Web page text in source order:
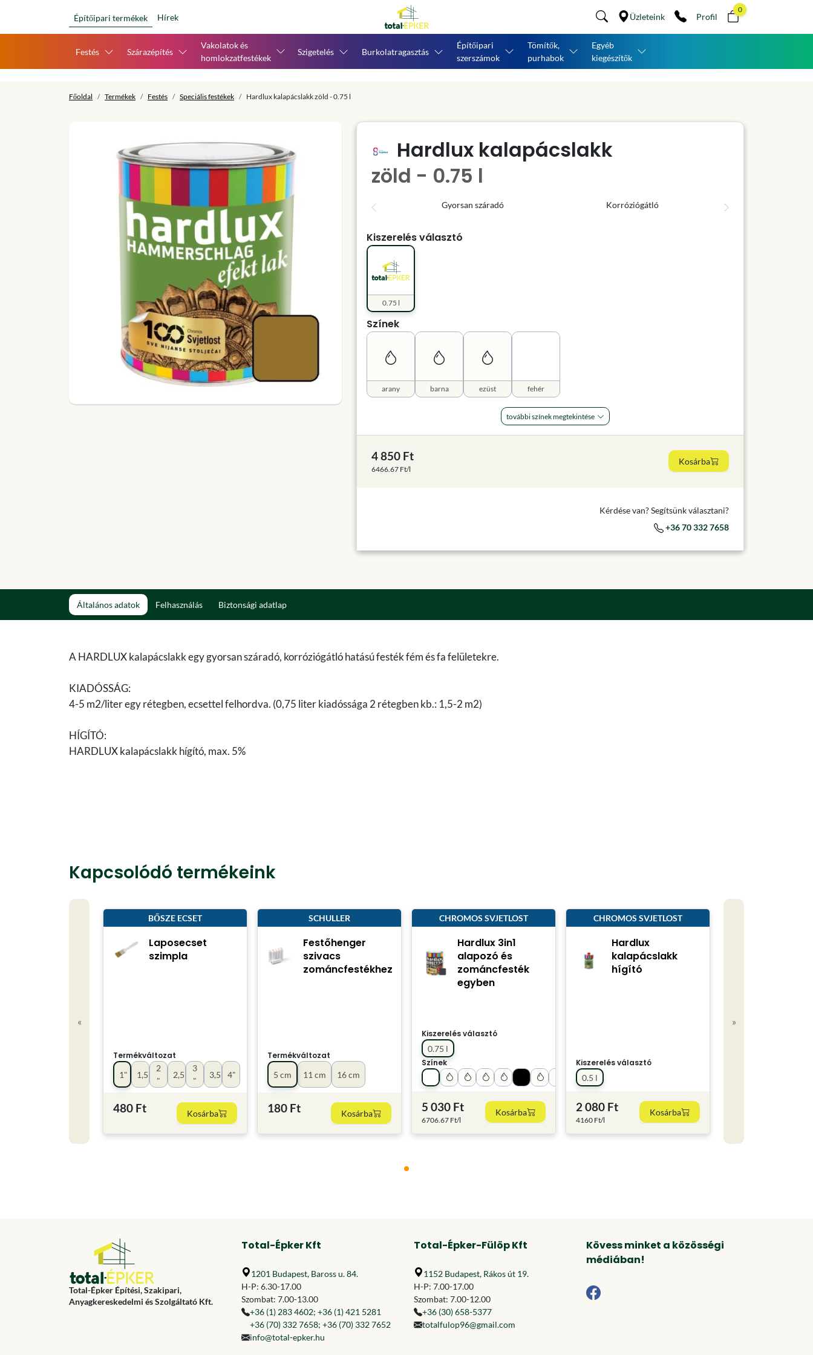
Építőipari termékek Hírek Üzleteink Profil
0
Festés Szárazépítés
Vakolatok és
homlokzatfestékek
Szigetelés Burkolatragasztás
Építőipari
szerszámok
Tömítők,
purhabok
Egyéb
kiegészítők
Főoldal Termékek Festés Speciális festékek Hardlux kalapácslakk zöld - 0.75 l
Hardlux kalapácslakk
zöld - 0.75 l
Gyorsan száradó Korróziógátló
Kiszerelés választó
0.75 l
Színek
arany barna ezüst fehér
további színek megtekintése
4 850 Ft
6466.67 Ft/l
Kosárba
Kérdése van? Segítsünk választani?
+36 70 332 7658
Általános adatok Felhasználás Biztonsági adatlap
A HARDLUX kalapácslakk egy gyorsan száradó, korróziógátló hatású festék fém és fa felületekre.
KIADÓSSÁG:
4-5 m2/liter egy rétegben, ecsettel felhordva. (0,75 liter kiadóssága 2 rétegben kb.: 1,5-2 m2)
HÍGÍTÓ:
HARDLUX kalapácslakk hígító, max. 5%
Kapcsolódó termékeink
«
BŐSZE ECSET
Laposecset
szimpla
Termékváltozat
1"
1,5"
2
"
2,5"
3
"
3,5" 4"
480 Ft Kosárba
SCHULLER
Festőhenger
szivacs
zománcfestékhez
Termékváltozat
11 cm
16 cm
5 cm
180 Ft Kosárba
CHROMOS SVJETLOST
Hardlux 3in1
alapozó és
zománcfesték
egyben
Kiszerelés választó
0.75 l
Színek
5 030 Ft
6706.67 Ft/l
Kosárba
CHROMOS SVJETLOST
Hardlux
kalapácslakk
hígító
Kiszerelés választó
0.5 l
2 080 Ft
4160 Ft/l
Kosárba
»
Total-Épker Építési, Szakipari,
Anyagkereskedelmi és Szolgáltató Kft.
Total-Épker Kft
1201 Budapest, Baross u. 84.
H-P: 6.30-17.00
Szombat: 7.00-13.00
+36 (1) 283 4602; +36 (1) 421 5281
+36 (70) 332 7658; +36 (70) 332 7652
info@total-epker.hu
Total-Épker-Fülöp Kft
1152 Budapest, Rákos út 19.
H-P: 7.00-17.00
Szombat: 7.00-12.00
+36 (30) 658-5377
totalfulop96@gmail.com
Kövess minket a közösségi
médiában!